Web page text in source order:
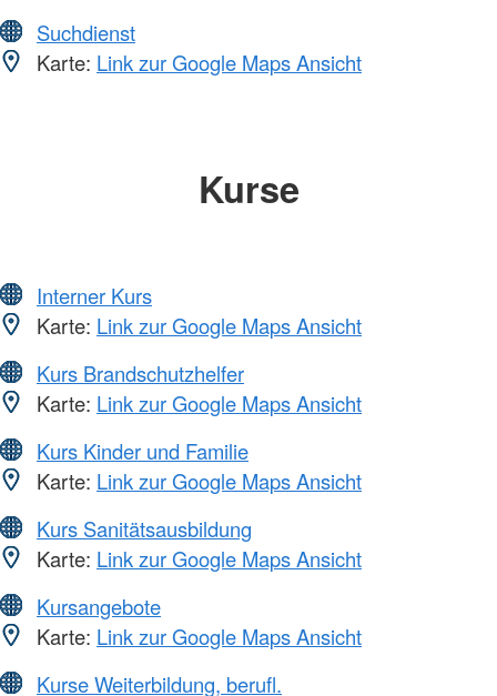
Suchdienst
Karte: Link zur Google Maps Ansicht
Kurse
Interner Kurs
Karte: Link zur Google Maps Ansicht
Kurs Brandschutzhelfer
Karte: Link zur Google Maps Ansicht
Kurs Kinder und Familie
Karte: Link zur Google Maps Ansicht
Kurs Sanitätsausbildung
Karte: Link zur Google Maps Ansicht
Kursangebote
Karte: Link zur Google Maps Ansicht
Kurse Weiterbildung, berufl.